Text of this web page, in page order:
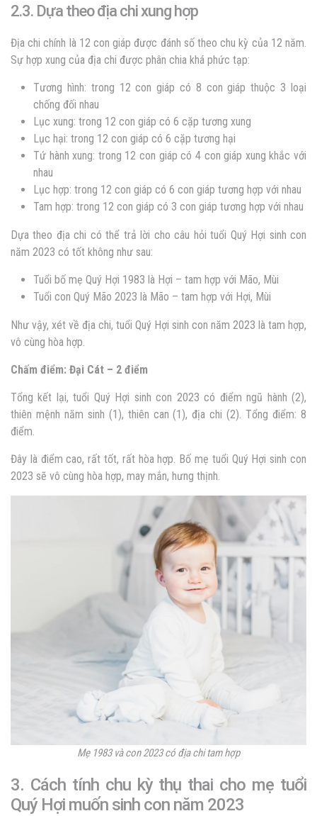
2.3. Dựa theo địa chi xung hợp
Địa chi chính là 12 con giáp được đánh số theo chu kỳ của 12 năm.
Sự hợp xung của địa chi được phân chia khá phức tạp:
Tương hình: trong 12 con giáp có 8 con giáp thuộc 3 loại
chống đối nhau
Lục xung: trong 12 con giáp có 6 cặp tương xung
Lục hại: trong 12 con giáp có 6 cặp tương hại
Tứ hành xung: trong 12 con giáp có 4 con giáp xung khắc với
nhau
Lục hợp: trong 12 con giáp có 6 con giáp tương hợp với nhau
Tam hợp: trong 12 con giáp có 3 con giáp tương hợp với nhau
Dựa theo địa chi có thể trả lời cho câu hỏi tuổi Quý Hợi sinh con
năm 2023 có tốt không như sau:
Tuổi bố mẹ Quý Hợi 1983 là Hợi – tam hợp với Mão, Mùi
Tuổi con Quý Mão 2023 là Mão – tam hợp với Hợi, Mùi
Như vậy, xét về địa chi, tuổi Quý Hợi sinh con năm 2023 là tam hợp,
vô cùng hòa hợp.
Chấm điểm: Đại Cát – 2 điểm
Tổng kết lại, tuổi Quý Hợi sinh con 2023 có điểm ngũ hành (2),
thiên mệnh năm sinh (1), thiên can (1), địa chi (2). Tổng điểm: 8
điểm.
Đây là điểm cao, rất tốt, rất hòa hợp. Bố mẹ tuổi Quý Hợi sinh con
2023 sẽ vô cùng hòa hợp, may mắn, hưng thịnh.
Mẹ 1983 và con 2023 có địa chi tam hợp
3. Cách tính chu kỳ thụ thai cho mẹ tuổi
Quý Hợi muốn sinh con năm 2023